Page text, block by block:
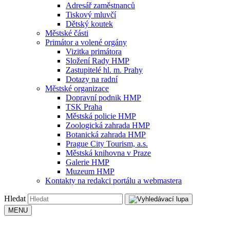
Adresář zaměstnanců
Tiskový mluvčí
Dětský koutek
Městské části
Primátor a volené orgány
Vizitka primátora
Složení Rady HMP
Zastupitelé hl. m. Prahy
Dotazy na radní
Městské organizace
Dopravní podnik HMP
TSK Praha
Městská policie HMP
Zoologická zahrada HMP
Botanická zahrada HMP
Prague City Tourism, a.s.
Městská knihovna v Praze
Galerie HMP
Muzeum HMP
Kontakty na redakci portálu a webmastera
Hledat
MENU